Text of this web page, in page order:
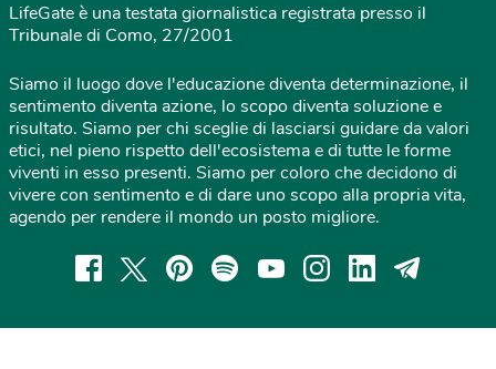
LifeGate è una testata giornalistica registrata presso il
Tribunale di Como, 27/2001
Siamo il luogo dove l'educazione diventa determinazione, il
sentimento diventa azione, lo scopo diventa soluzione e
risultato. Siamo per chi sceglie di lasciarsi guidare da valori
etici, nel pieno rispetto dell'ecosistema e di tutte le forme
viventi in esso presenti. Siamo per coloro che decidono di
vivere con sentimento e di dare uno scopo alla propria vita,
agendo per rendere il mondo un posto migliore.